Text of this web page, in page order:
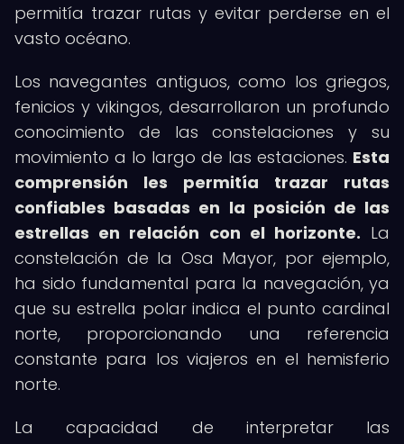
permitía trazar rutas y evitar perderse en el
vasto océano.
Los navegantes antiguos, como los griegos,
fenicios y vikingos, desarrollaron un profundo
conocimiento de las constelaciones y su
movimiento a lo largo de las estaciones. Esta
comprensión les permitía trazar rutas
confiables basadas en la posición de las
estrellas en relación con el horizonte. La
constelación de la Osa Mayor, por ejemplo,
ha sido fundamental para la navegación, ya
que su estrella polar indica el punto cardinal
norte, proporcionando una referencia
constante para los viajeros en el hemisferio
norte.
La capacidad de interpretar las